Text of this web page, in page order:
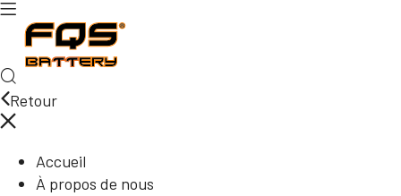
Retour
Accueil
À propos de nous